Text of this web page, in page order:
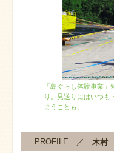
「島ぐらし体験事業
り。見送りにはいつも
まうことも。
PROFILE ／ 木村